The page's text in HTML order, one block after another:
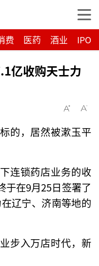
费 医药 酒业 IPO
亿收购天士力
的，居然被漱玉平
连锁药店业务的收
于在9月25日签署了
辽宁、济南等地的
步入万店时代，新